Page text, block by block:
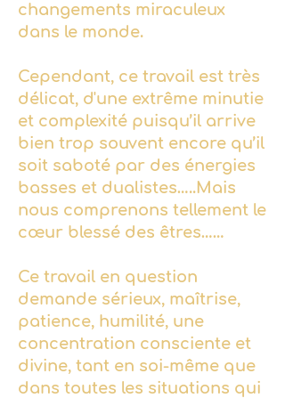
changements miraculeux
dans le monde.
Cependant, ce travail est très
délicat, d'une extrême minutie
et complexité puisqu’il arrive
bien trop souvent encore qu’il
soit saboté par des énergies
basses et dualistes…..Mais
nous comprenons tellement le
cœur blessé des êtres……
Ce travail en question
demande sérieux, maîtrise,
patience, humilité, une
concentration consciente et
divine, tant en soi-même que
dans toutes les situations qui